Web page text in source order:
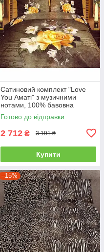
Сатиновий комплект "Love
You Аматі" з музичними
нотами, 100% бавовна
полуторний
Готово до відправки
2 712 ₴ 3 191 ₴
Купити
–15%